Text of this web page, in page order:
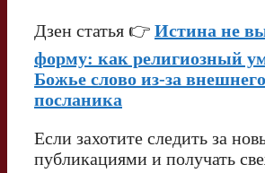
Дзен статья 👉 Истина не
форму: как религиозный
Божье слово из-за
посланика
Если захотите следить за
публикациями и получать